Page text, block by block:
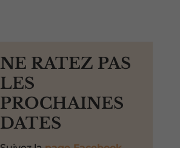
NE RATEZ PAS
LES
PROCHAINES
DATES